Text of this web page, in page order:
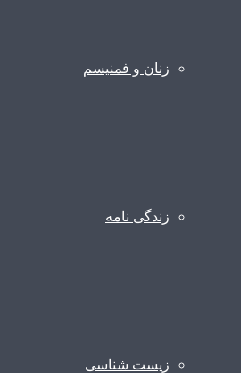
زنان و فمنیسم
زندگی نامه
زیست شناسی